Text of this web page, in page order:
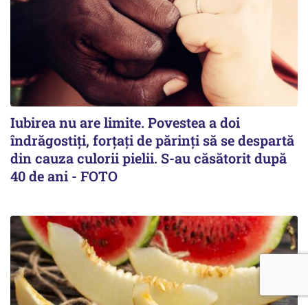
Iubirea nu are limite. Povestea a doi
îndrăgostiţi, forţaţi de părinţi să se despartă
din cauza culorii pielii. S-au căsătorit după
40 de ani - FOTO